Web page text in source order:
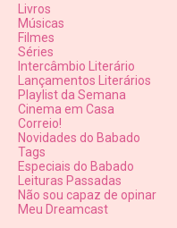
Livros
Músicas
Filmes
Séries
Intercâmbio Literário
Lançamentos Literários
Playlist da Semana
Cinema em Casa
Correio!
Novidades do Babado
Tags
Especiais do Babado
Leituras Passadas
Não sou capaz de opinar
Meu Dreamcast